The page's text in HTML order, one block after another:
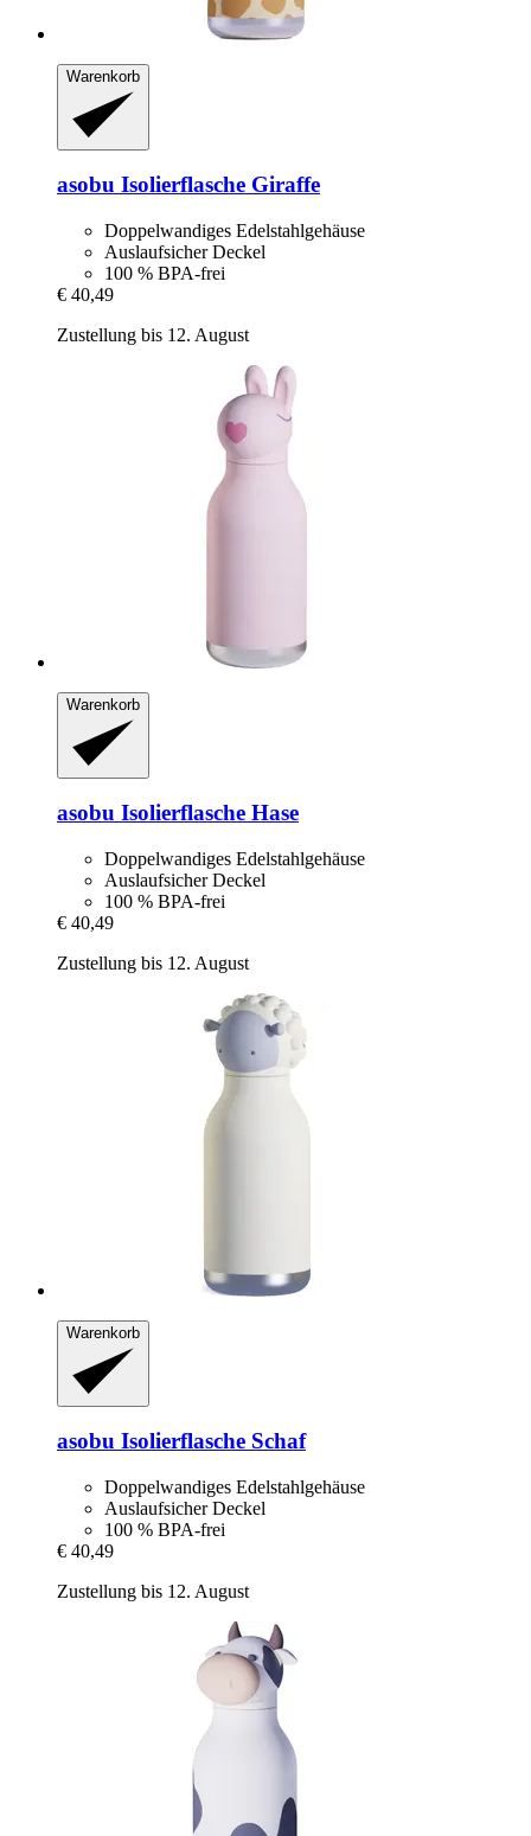
Warenkorb
asobu Isolierflasche Giraffe
Doppelwandiges Edelstahlgehäuse
Auslaufsicher Deckel
100 % BPA-frei
€ 40,49
Zustellung bis 12. August
Warenkorb
asobu Isolierflasche Hase
Doppelwandiges Edelstahlgehäuse
Auslaufsicher Deckel
100 % BPA-frei
€ 40,49
Zustellung bis 12. August
Warenkorb
asobu Isolierflasche Schaf
Doppelwandiges Edelstahlgehäuse
Auslaufsicher Deckel
100 % BPA-frei
€ 40,49
Zustellung bis 12. August